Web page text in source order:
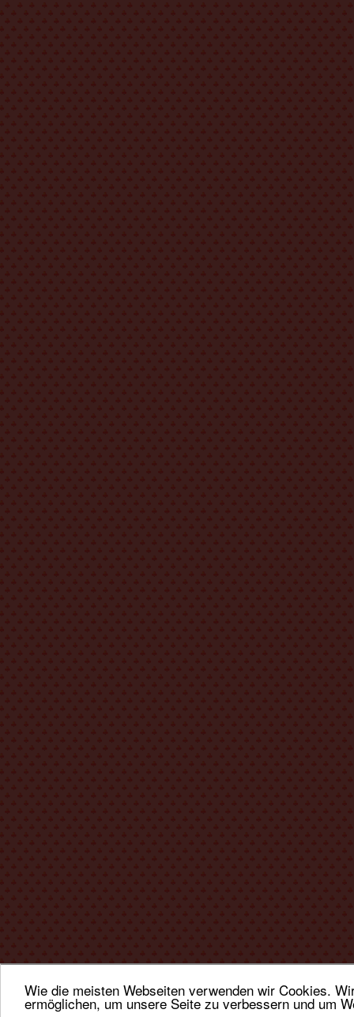
Wie die meisten Webseiten verwenden wir Cookies.
ermöglichen, um unsere Seite zu verbessern und um